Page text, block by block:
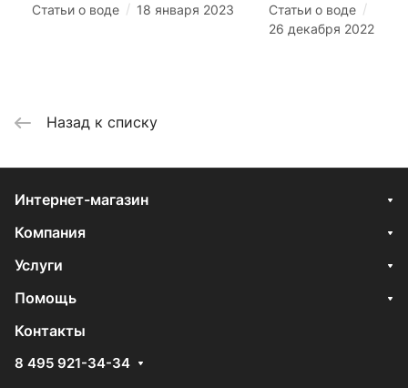
Статьи о воде / 18 января 2023 Статьи о воде /
26 декабря 2022
Назад к списку
Интернет-магазин
Компания
Услуги
Помощь
Контакты
8 495 921-34-34